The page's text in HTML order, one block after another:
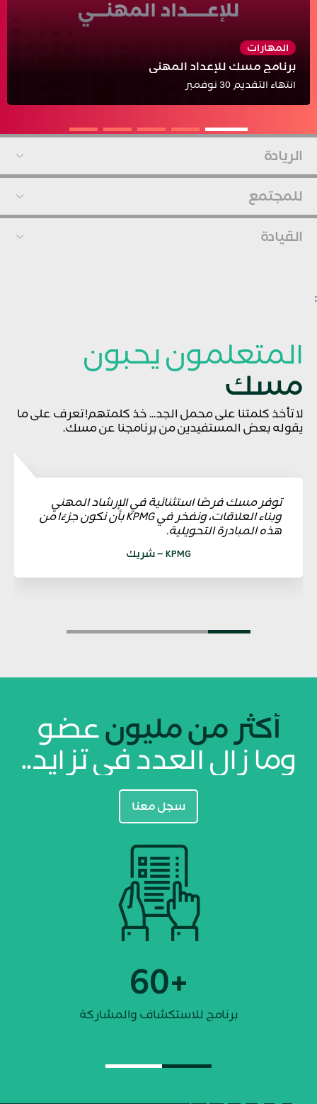
المهارات
برنامج مسك للإعداد المهني
انتهاء التقديم 30 نوفمبر
عرض التفاصيل
الريادة
للمجتمع
القيادة
;
المتعلمون يحبون
مسك
لا تأخذ كلمتنا على محمل الجد... خذ كلمتهم! تعرف على ما
يقوله بعض المستفيدين من برنامجنا عن مسك.
توفر مسك فرصًا استثنائية في الإرشاد المهني
وبناء العلاقات، ونفخر في KPMG بأن نكون جزءًا من
هذه المبادرة التحويلية.
KPMG – شريك
أكثر من مليون عضو
وما زال العدد في تزايد..
سجل معنا
+60
برنامج للاستكشاف والمشاركة